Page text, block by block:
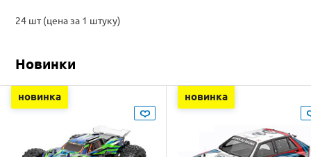
24 шт (цена за 1 штуку)
Новинки
новинка новинка